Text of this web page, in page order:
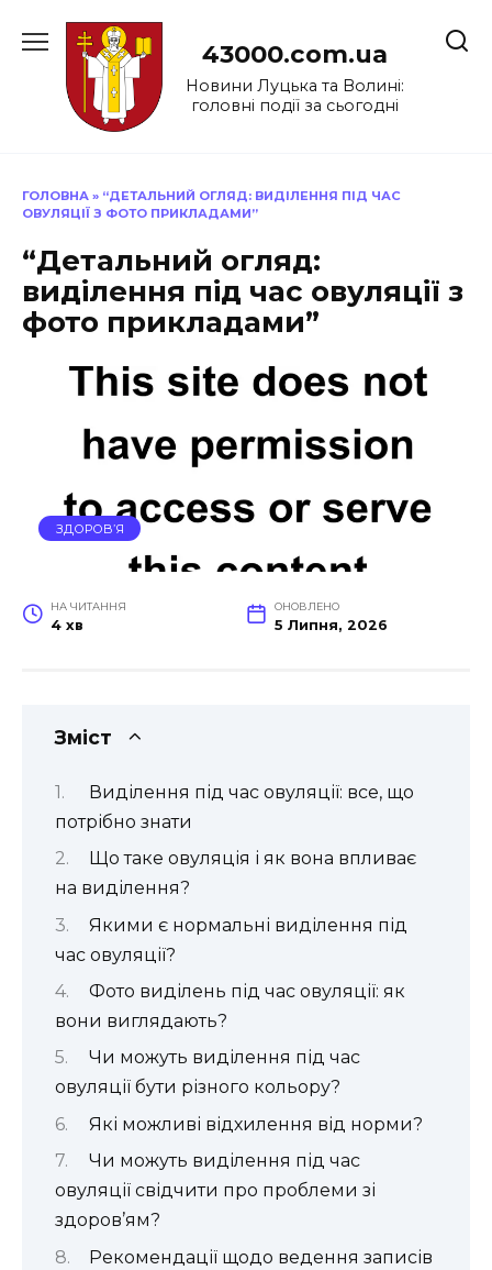
до
43000.com.ua
Новини Луцька та Волині:
головні події за сьогодні
ГОЛОВНА » “ДЕТАЛЬНИЙ ОГЛЯД: ВИДІЛЕННЯ ПІД ЧАС
ОВУЛЯЦІЇ З ФОТО ПРИКЛАДАМИ”
“Детальний огляд:
виділення під час овуляції з
фото прикладами”
ЗДОРОВ’Я
НА ЧИТАННЯ
4 хв
ОНОВЛЕНО
5 Липня, 2026
Зміст
Виділення під час овуляції: все, що
потрібно знати
Що таке овуляція і як вона впливає
на виділення?
Якими є нормальні виділення під
час овуляції?
Фото виділень під час овуляції: як
вони виглядають?
Чи можуть виділення під час
овуляції бути різного кольору?
Які можливі відхилення від норми?
Чи можуть виділення під час
овуляції свідчити про проблеми зі
здоров’ям?
Рекомендації щодо ведення записів